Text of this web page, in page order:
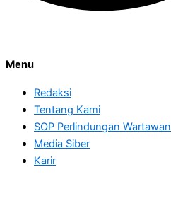
Menu
Redaksi
Tentang Kami
SOP Perlindungan Wartawan
Media Siber
Karir